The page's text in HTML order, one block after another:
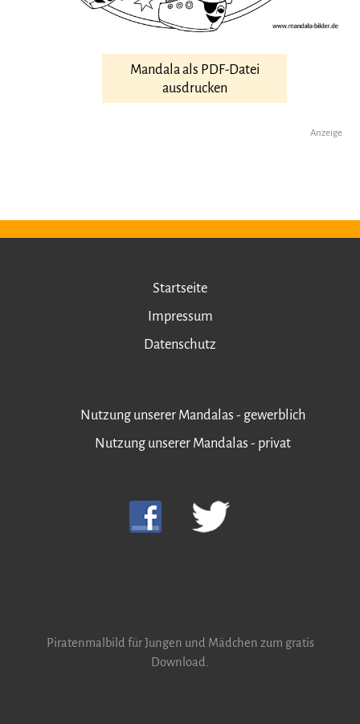
Mandala als PDF-Datei
ausdrucken
Anzeige
Startseite
Impressum
Datenschutz
Nutzung unserer Mandalas - gewerblich
Nutzung unserer Mandalas - privat
Piratenmalbild für Jungen und Mädchen zum gratis
Download.